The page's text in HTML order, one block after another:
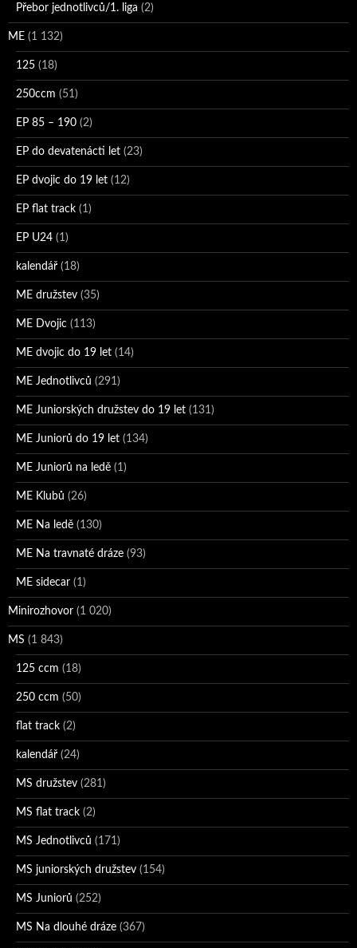
Přebor jednotlivců/1. liga (2)
ME (1 132)
125 (18)
250ccm (51)
EP 85 – 190 (2)
EP do devatenácti let (23)
EP dvojic do 19 let (12)
EP flat track (1)
EP U24 (1)
kalendář (18)
ME družstev (35)
ME Dvojic (113)
ME dvojic do 19 let (14)
ME Jednotlivců (291)
ME Juniorských družstev do 19 let (131)
ME Juniorů do 19 let (134)
ME Juniorů na ledě (1)
ME Klubů (26)
ME Na ledě (130)
ME Na travnaté dráze (93)
ME sidecar (1)
Minirozhovor (1 020)
MS (1 843)
125 ccm (18)
250 ccm (50)
flat track (2)
kalendář (24)
MS družstev (281)
MS flat track (2)
MS Jednotlivců (171)
MS juniorských družstev (154)
MS Juniorů (252)
MS Na dlouhé dráze (367)